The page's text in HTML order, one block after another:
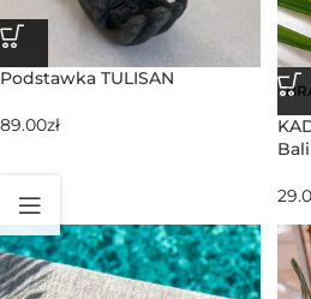
Podstawka TULISAN
89.00zł
Bali